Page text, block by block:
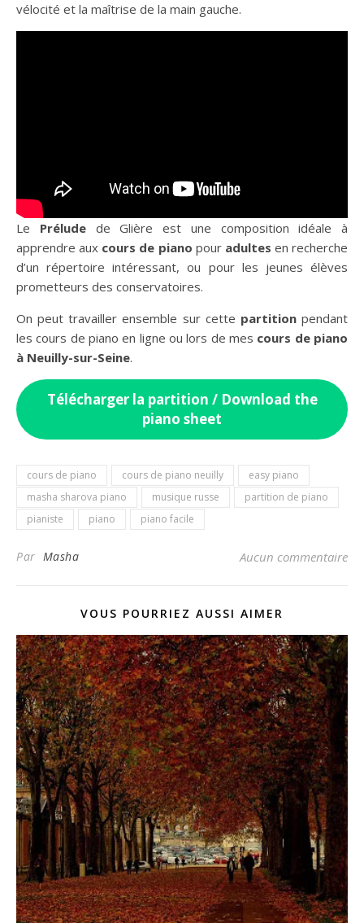
vélocité et la maîtrise de la main gauche.
Le Préludede Glière est une composition idéale à
apprendre aux cours de piano pour adultes en recherche
d’un répertoire intéressant, ou pour les jeunes élèves
prometteurs des conservatoires.
On peut travailler ensemble sur cette partitionpendant
les cours de piano en ligne ou lors de mes cours de piano
à Neuilly-sur-Seine.
Télécharger la partition / Download the
piano sheet
cours de piano cours de piano neuilly
easy piano
masha sharova piano
musique russe
partition de piano
pianiste
piano piano facile
Par Masha Aucun commentaire
VOUS POURRIEZ AUSSI AIMER